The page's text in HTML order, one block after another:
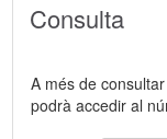
Consulta
A més de
podrà accedir al